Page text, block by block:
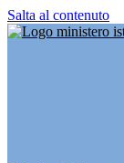
Salta al contenuto